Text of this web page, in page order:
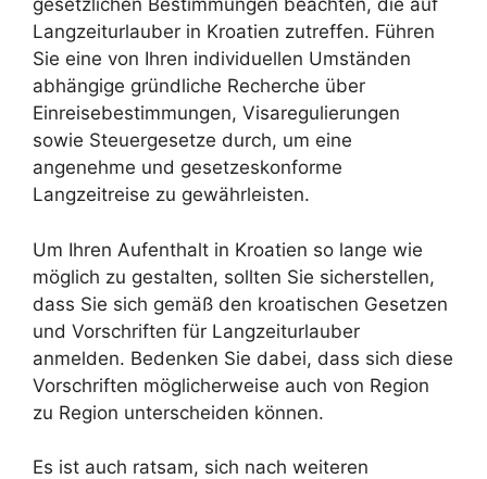
gesetzlichen Bestimmungen beachten, die auf
Langzeiturlauber in Kroatien zutreffen. Führen
Sie eine von Ihren individuellen Umständen
abhängige gründliche Recherche über
Einreisebestimmungen, Visaregulierungen
sowie Steuergesetze durch, um eine
angenehme und gesetzeskonforme
Langzeitreise zu gewährleisten.
Um Ihren Aufenthalt in Kroatien so lange wie
möglich zu gestalten, sollten Sie sicherstellen,
dass Sie sich gemäß den kroatischen Gesetzen
und Vorschriften für Langzeiturlauber
anmelden. Bedenken Sie dabei, dass sich diese
Vorschriften möglicherweise auch von Region
zu Region unterscheiden können.
Es ist auch ratsam, sich nach weiteren